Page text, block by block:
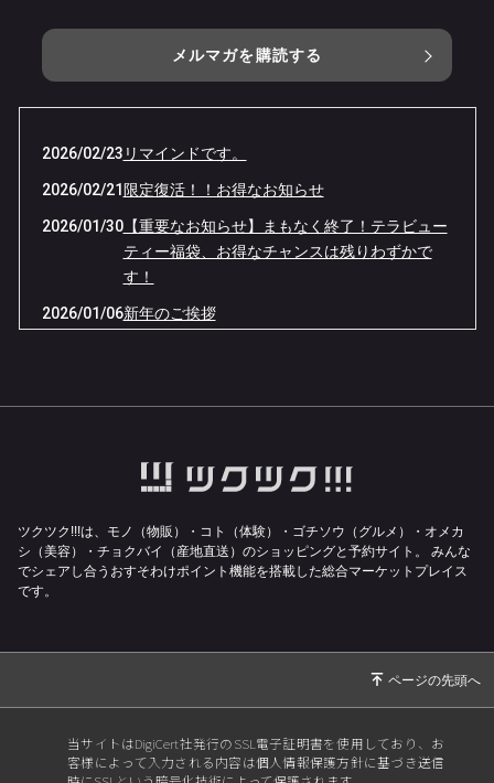
メルマガを購読する
2026/02/23 リマインドです。
2026/02/21 限定復活！！お得なお知らせ
2026/01/30【重要なお知らせ】まもなく終了！テラビュー
ティー福袋、お得なチャンスは残りわずかで
す！
2026/01/06新年のご挨拶
12月メディスト便り📨
11月メディスト便り📨
2023/10/0910月メディスト便り📨
2023/09/05出張による休診のお知らせ
2023/07/25電話番号が変更になります。
2023/07/087月メディスト便り📨
ツクツク!!!は、モノ（物販）・コト（体験）・ゴチソウ（グルメ）・オメカ
シ（美容）・チョクバイ（産地直送）のショッピングと予約サイト。
みんな
でシェアし合うおすそわけポイント機能を搭載した総合マーケットプレイス
です。
当サイトはDigiCert社発行のSSL電子証明書を使用しており、お
客様によって入力される内容は個人情報保護方針に基づき送信